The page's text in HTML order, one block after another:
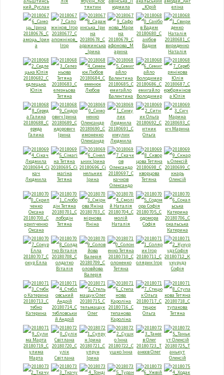
кий_Руслан
тянтин
юдмила
_Юрiй
елiна
20180676_С
амоць_Iрин
а
20180677_С
апожнiков_
Iгор
20180678_С
аражинська
_Iрина
20180679_С
афонова_М
арина
20180680_С
ахібов
Вадим
20180681_С
вириденко
Наталія
20180682_С
едлецька
Юлія
20180683_С
елезньова
Тетяна
20180684_С
еменюк
Любов
20180685_С
емигайло
Валентина
20180686_С
емигайло
Володимир
20180687_С
еребряніков
а Юлія
20180688_С
ереда
Галина
20180689_С
идорович
Ірина
20180690_С
имоненко
Олександр
20180691_С
имулик
Людмила
20180692_С
итник
Ольга
20180693_С
ич Марина
20180694_Сі
кач
Людмила
20180695_Сі
магіна
Тетяна
20180696_Сі
нельник
Ірина
20180697_С
качков
Олександр
20180698_С
кворцова
Тетяна
20180699_С
кнарь
Олексій
20180700_С
крипченко
Оксана
20180701_С
лободін
Тетяна
20180703_С
мірнова
Яніна
20180704_С
молій
Наталія
20180705_С
одомора
Софія
20180706_С
окальська
Катерина
20180707_С
окур Елла
20180708_С
олдатко
Віталія
20180709_С
оловйова
Валерія
20180710_С
олоненко
Тетяна
20180711_С
олярик Ігор
20180712_К
укурудз
Софія
20180713_С
тебко
Катерина
20180714_С
тебловськи
й Андрій
20180715_С
тельмащук
Олег
20180716_С
тепанова
Кароліна
20180717_С
тецюк
Ольга
20180718_С
тупакова
Тетяна
20180719_С
улима
Марта
20180720_С
улік
Світлана
20180721_С
упрун
Ірина
20180722_С
ушко Інна
20180723_Т
анєєв Олег
20180725_Т
анькут
Олексій